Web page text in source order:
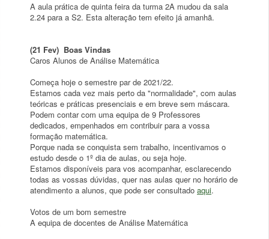
A aula prática de quinta feira da turma 2A mudou da sala
2.24 para a S2. Esta alteração tem efeito já amanhã.
(21 Fev) Boas Vindas
Caros Alunos de Análise Matemática
Começa hoje o semestre par de 2021/22.
Estamos cada vez mais perto da "normalidade", com aulas
teóricas e práticas presenciais e em breve sem máscara.
Podem contar com uma equipa de 9 Professores
dedicados, empenhados em contribuir para a vossa
formação matemática.
Porque nada se conquista sem trabalho, incentivamos o
estudo desde o 1º dia de aulas, ou seja hoje.
Estamos disponíveis para vos acompanhar, esclarecendo
todas as vossas dúvidas, quer nas aulas quer no horário de
atendimento a alunos, que pode ser consultado aqui.
Votos de um bom semestre
A equipa de docentes de Análise Matemática